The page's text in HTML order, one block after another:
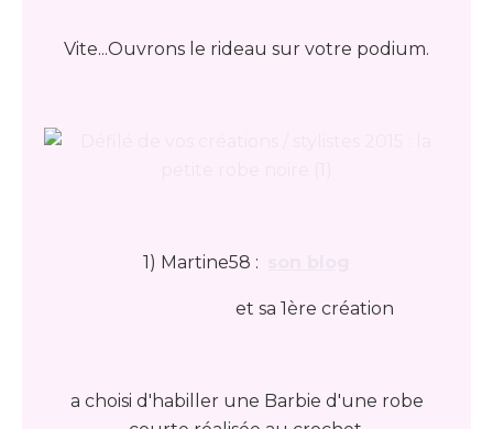
Vite...Ouvrons le rideau sur votre podium.
1) Martine58 :
et sa 1ère création
a choisi d'habiller une Barbie d'une robe